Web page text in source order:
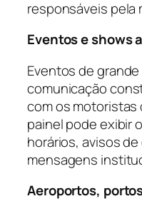
responsáveis pela
Eventos e shows
Eventos de
comunicação
com os motoristas
painel pode exibir
horários, avisos
mensagens
Aeroportos,